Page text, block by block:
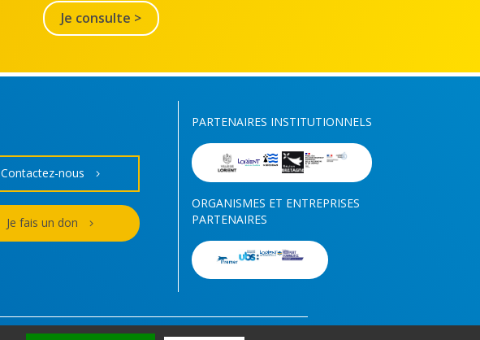
Je consulte >
Contactez-nous
Je fais un don
PARTENAIRES INSTITUTIONNELS
ORGANISMES ET ENTREPRISES
PARTENAIRES